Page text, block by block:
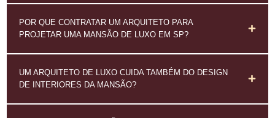
POR QUE CONTRATAR UM ARQUITETO PARA
PROJETAR UMA MANSÃO DE LUXO EM SP?
UM ARQUITETO DE LUXO CUIDA TAMBÉM DO DESIGN
DE INTERIORES DA MANSÃO?